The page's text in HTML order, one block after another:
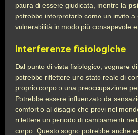
paura di essere giudicata, mentre la
potrebbe interpretarlo come un invito a
vulnerabilità in modo più consapevole e
Interferenze fisiologiche
Dal punto di vista fisiologico, sognare
potrebbe riflettere uno stato reale di
proprio corpo o una preoccupazione
Potrebbe essere influenzato da
comfort o al disagio che provi nel
riflettere un periodo di cambiamenti
corpo. Questo sogno potrebbe anche